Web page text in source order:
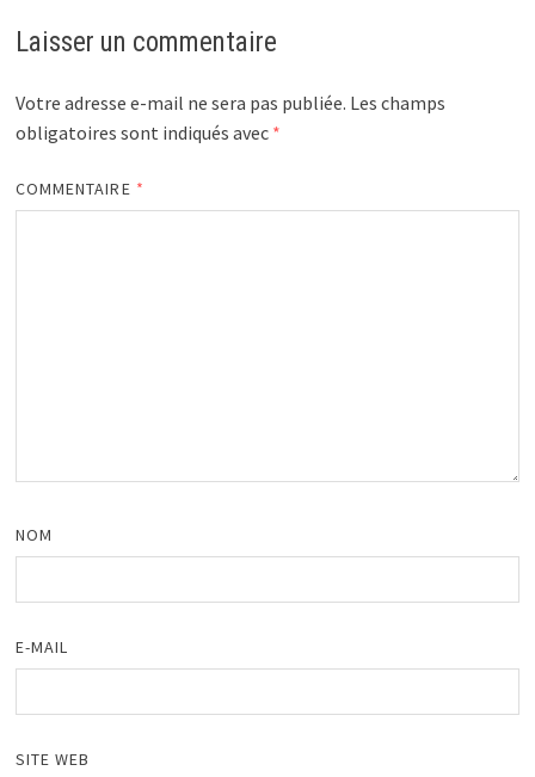
Laisser un commentaire
Votre adresse e-mail ne sera pas publiée. Les champs
obligatoires sont indiqués avec *
COMMENTAIRE *
NOM
E-MAIL
SITE WEB